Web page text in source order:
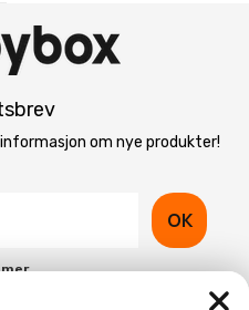
om nye produkter!
OK